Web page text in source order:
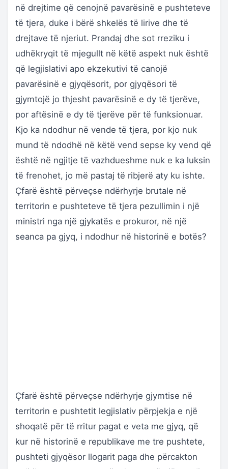
në drejtime që cenojnë pavarësinë e pushteteve
të tjera, duke i bërë shkelës të lirive dhe të
drejtave të njeriut. Prandaj dhe sot rreziku i
udhëkryqit të mjegullt në këtë aspekt nuk është
që legjislativi apo ekzekutivi të canojë
pavarësinë e gjyqësorit, por gjyqësori të
gjymtojë jo thjesht pavarësinë e dy të tjerëve,
por aftësinë e dy të tjerëve për të funksionuar.
Kjo ka ndodhur në vende të tjera, por kjo nuk
mund të ndodhë në këtë vend sepse ky vend që
është në ngjitje të vazhdueshme nuk e ka luksin
të frenohet, jo më pastaj të ribjerë aty ku ishte.
Çfarë është përveçse ndërhyrje brutale në
territorin e pushteteve të tjera pezullimin i një
ministri nga një gjykatës e prokuror, në një
seanca pa gjyq, i ndodhur në historinë e botës?
Çfarë është përveçse ndërhyrje gjymtise në
territorin e pushtetit legjislativ përpjekja e një
shoqatë për të rritur pagat e veta me gjyq, që
kur në historinë e republikave me tre pushtete,
pushteti gjyqësor llogarit paga dhe përcakton